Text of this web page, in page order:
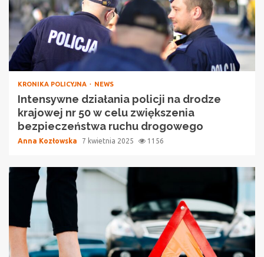
KRONIKA POLICYJNA NEWS
Intensywne działania policji na drodze
krajowej nr 50 w celu zwiększenia
bezpieczeństwa ruchu drogowego
Anna Kozłowska 7 kwietnia 2025 1156